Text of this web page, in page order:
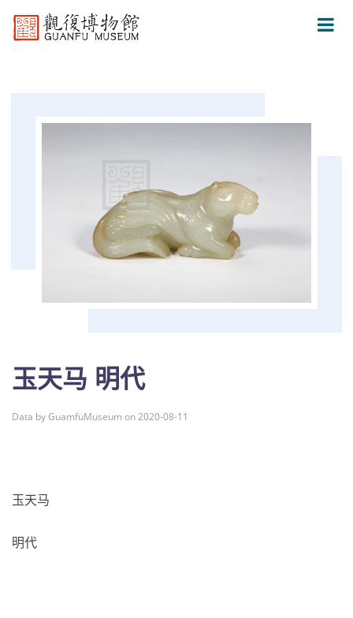
玉天马 明代
Data by GuamfuMuseum on 2020-08-11
玉天马
明代